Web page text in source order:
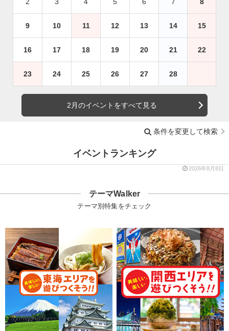
9 10 11 12 13 14 15
16 17 18 19 20 21 22
23 24 25 26 27 28
2月のイベントをすべて見る
条件を変更して検索
イベントランキング
2026年8月8日
テーマWalker
テーマ別特集をチェック